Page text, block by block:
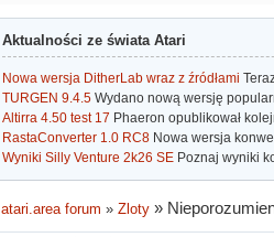
Aktualności ze świata Atari
Nowa wersja DitherLab wraz z źródłami
TURGEN 9.4.5 Wydano nową wersję
Altirra 4.50 test 17 Phaeron opublikował
RastaConverter 1.0 RC8 Nowa wersja
Wyniki Silly Venture 2k26 SE Poznaj wyniki
atari.area forum »Zloty »